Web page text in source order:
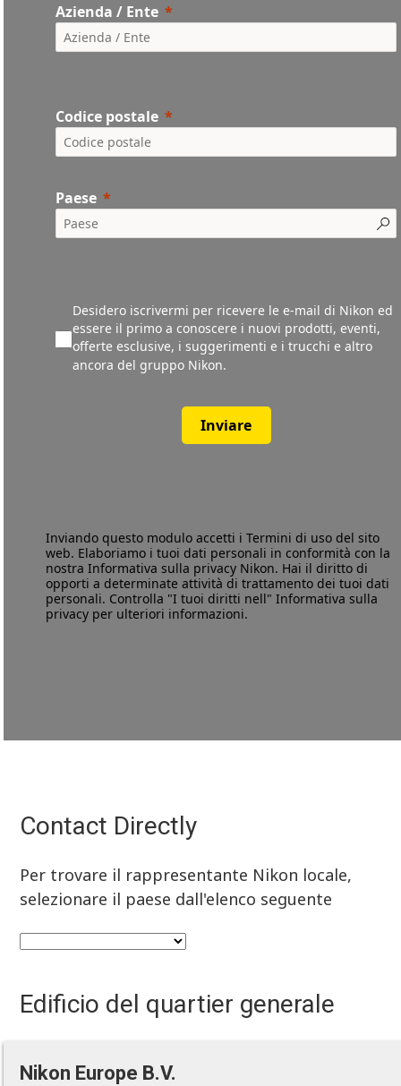
Azienda / Ente
Codice postale
Paese
Desidero iscrivermi per ricevere le e-mail di Nikon ed
essere il primo a conoscere i nuovi prodotti, eventi,
offerte esclusive, i suggerimenti e i trucchi e altro
ancora del gruppo Nikon.
Inviare
Inviando questo modulo accetti iTermini di uso del sito
web. Elaboriamo i tuoi dati personali in conformità con la
nostraInformativa sulla privacy Nikon. Hai il diritto di
opporti a determinate attività di trattamento dei tuoi dati
personali. Controlla "I tuoi diritti nell" Informativa sulla
privacy per ulteriori informazioni.
Contact Directly
Per trovare il rappresentante Nikon locale,
selezionare il paese dall'elenco seguente
Edificio del quartier generale
Nikon Europe B.V.